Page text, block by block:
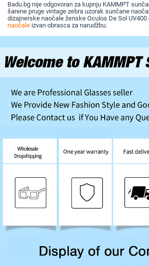
Badu.bg nije odgovoran za kupnju KAMMPT
šarene pruge vintage zebra uzorak sunčane
dizajnerske naočale ženske Oculos De Sol UV400
naočale izvan obrasca za narudžbu.